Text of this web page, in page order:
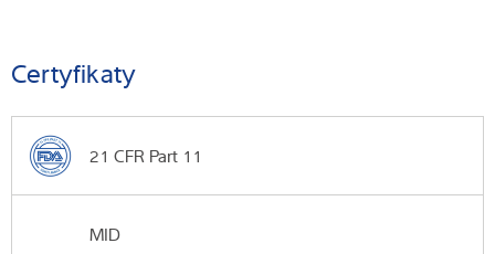
Certyfikaty
21 CFR Part 11
MID